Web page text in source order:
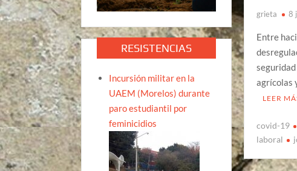
grieta 8
Entre
agrícolas
LEER
covid-19
laboral
RESISTENCIAS
Incursión militar en la
UAEM (Morelos) durante
paro estudiantil por
feminicidios